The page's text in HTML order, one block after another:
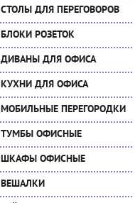
СТОЛЫ ДЛЯ ПЕРЕГОВОРОВ
БЛОКИ РОЗЕТОК
ДИВАНЫ ДЛЯ ОФИСА
КУХНИ ДЛЯ ОФИСА
МОБИЛЬНЫЕ ПЕРЕГОРОДКИ
ТУМБЫ ОФИСНЫЕ
ШКАФЫ ОФИСНЫЕ
ВЕШАЛКИ